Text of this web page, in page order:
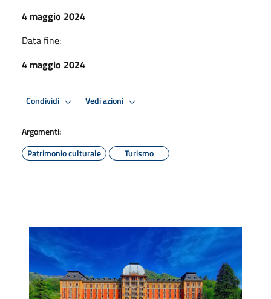
4 maggio 2024
Data fine:
4 maggio 2024
Condividi Vedi azioni
Argomenti:
Patrimonio culturale
Turismo